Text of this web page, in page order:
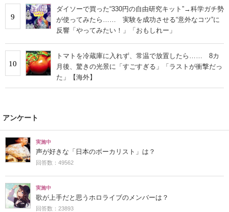
9
ダイソーで買った“330円の自由研究キット”→科学ガチ勢
が使ってみたら…… 実験を成功させる“意外なコツ”に
反響「やってみたい！」「おもしれー」
10
トマトを冷蔵庫に入れず、常温で放置したら…… 8カ
月後、驚きの光景に「すごすぎる」「ラストが衝撃だっ
た」【海外】
アンケート
実施中
声が好きな「日本のボーカリスト」は？
回答数：49562
実施中
歌が上手だと思うホロライブのメンバーは？
回答数：23893